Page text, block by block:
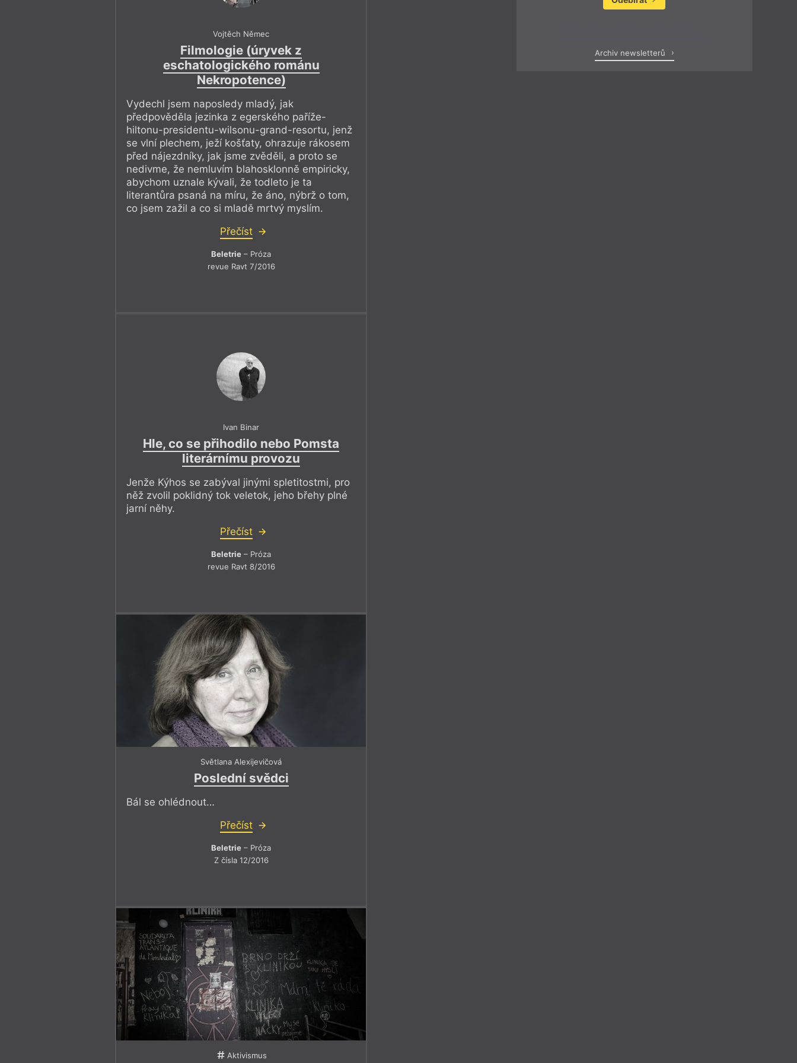
Vojtěch Němec
Filmologie (úryvek z
eschatologického románu
Nekropotence)
Vydechl jsem naposledy mladý, jak
předpověděla jezinka z egerského paříže-
hiltonu-presidentu-wilsonu-grand-resortu, jenž
se vlní plechem, ježí košťaty, ohrazuje rákosem
před nájezdníky, jak jsme zvěděli, a proto se
nedivme, že nemluvím blahosklonně empiricky,
abychom uznale kývali, že todleto je ta
literantůra psaná na míru, že áno, nýbrž o tom,
co jsem zažil a co si mladě mrtvý myslím.
Přečíst
Beletrie – Próza
revue Ravt 7/2016
Ivan Binar
Hle, co se přihodilo nebo Pomsta
literárnímu provozu
Jenže Kýhos se zabýval jinými spletitostmi, pro
něž zvolil poklidný tok veletok, jeho břehy plné
jarní něhy.
Přečíst
Beletrie – Próza
revue Ravt 8/2016
Světlana Alexijevičová
Poslední svědci
Bál se ohlédnout…
Přečíst
Beletrie – Próza
Z čísla 12/2016
Aktivismus
Archiv newsletterů